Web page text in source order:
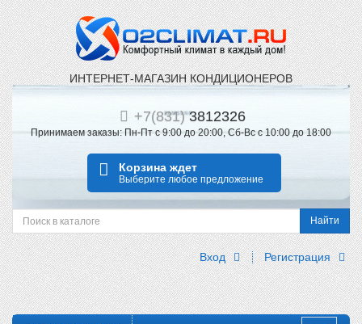
ИНТЕРНЕТ-МАГАЗИН КОНДИЦИОНЕРОВ
+7(831) 3812326
Принимаем заказы: Пн-Пт с 9:00 до 20:00, Сб-Вс с 10:00 до 18:00
Корзина ждет
Выберите любое предложение
Найти
Вход Регистрация